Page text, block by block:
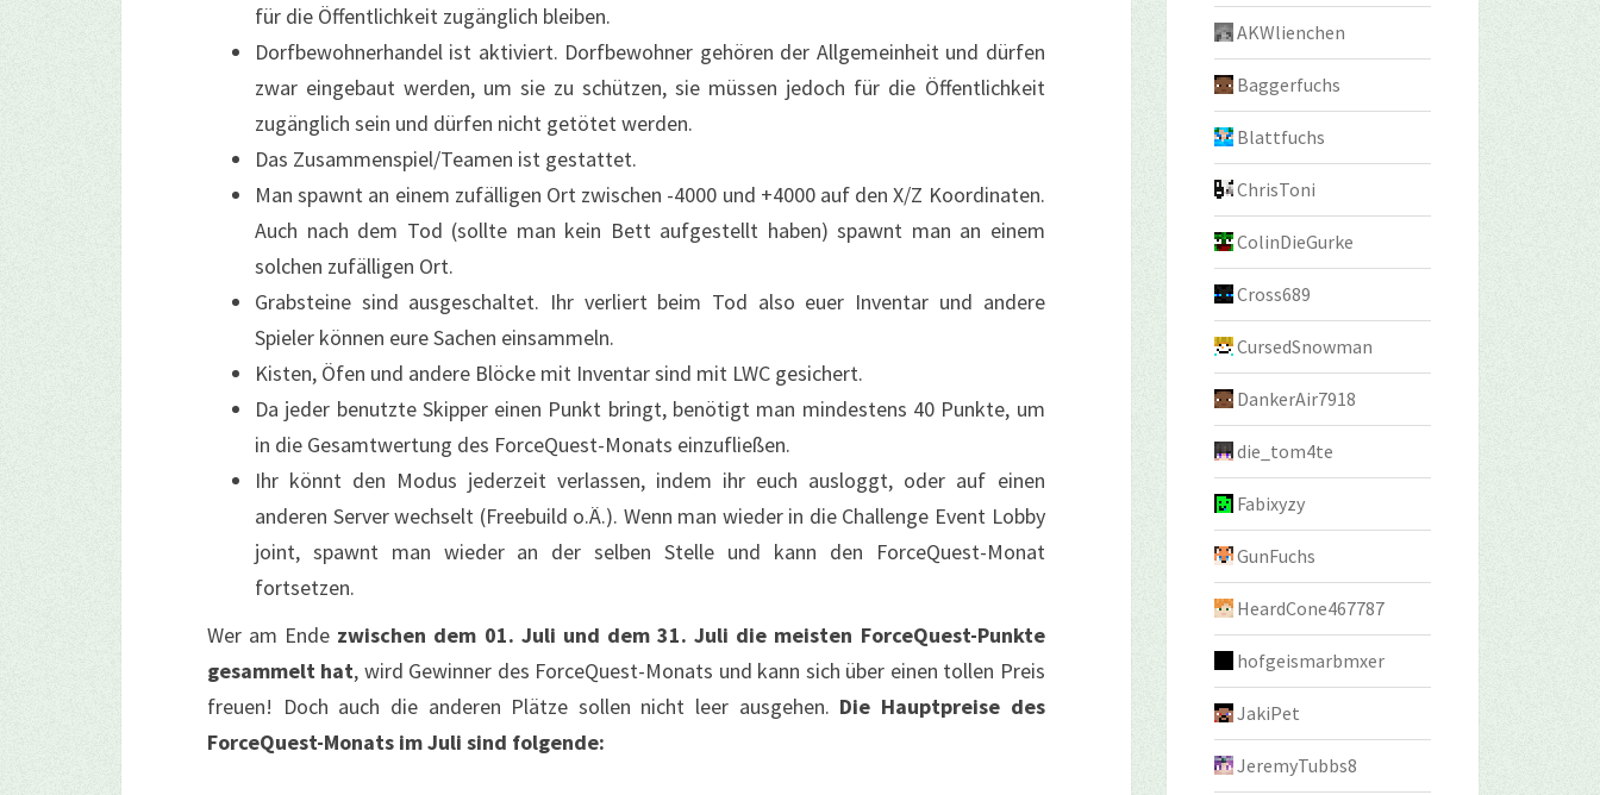
für die Öffentlichkeit zugänglich bleiben.
Dorfbewohnerhandel ist aktiviert. Dorfbewohner gehören der Allgemeinheit und dürfen
zwar eingebaut werden, um sie zu schützen, sie müssen jedoch für die Öffentlichkeit
zugänglich sein und dürfen nicht getötet werden.
Das Zusammenspiel/Teamen ist gestattet.
Man spawnt an einem zufälligen Ort zwischen -4000 und +4000 auf den X/Z Koordinaten.
Auch nach dem Tod (sollte man kein Bett aufgestellt haben) spawnt man an einem
solchen zufälligen Ort.
Grabsteine sind ausgeschaltet. Ihr verliert beim Tod also euer Inventar und andere
Spieler können eure Sachen einsammeln.
Kisten, Öfen und andere Blöcke mit Inventar sind mit LWC gesichert.
Da jeder benutzte Skipper einen Punkt bringt, benötigt man mindestens 40 Punkte, um
in die Gesamtwertung des ForceQuest-Monats einzufließen.
Ihr könnt den Modus jederzeit verlassen, indem ihr euch ausloggt, oder auf einen
anderen Server wechselt (Freebuild o.Ä.). Wenn man wieder in die Challenge Event Lobby
joint, spawnt man wieder an der selben Stelle und kann den ForceQuest-Monat
fortsetzen.
Wer am Ende zwischen dem 01. Juli und dem 31. Juli die meisten ForceQuest-Punkte
gesammelt hat, wird Gewinner des ForceQuest-Monats und kann sich über einen tollen Preis
freuen! Doch auch die anderen Plätze sollen nicht leer ausgehen. Die Hauptpreise des
ForceQuest-Monats im Juli sind folgende:
AKWlienchen
Baggerfuchs
Blattfuchs
ChrisToni
ColinDieGurke
Cross689
CursedSnowman
DankerAir7918
die_tom4te
Fabixyzy
GunFuchs
HeardCone467787
hofgeismarbmxer
JakiPet
JeremyTubbs8